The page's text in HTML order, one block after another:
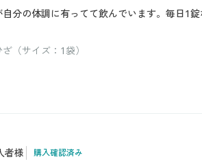
分の体調に有ってて飲んでいます。毎日1
（サイズ：1袋）
者様 購入確認済み